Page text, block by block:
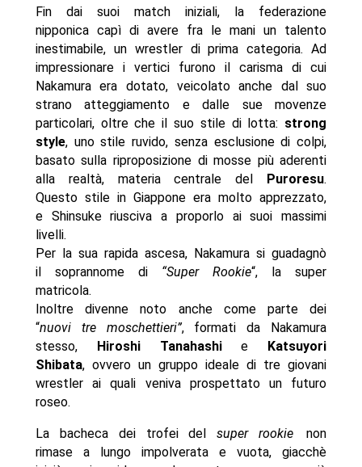
Fin dai suoi match iniziali, la federazione
nipponica capì di avere fra le mani un talento
inestimabile, un wrestler di prima categoria. Ad
impressionare i vertici furono il carisma di cui
Nakamura era dotato, veicolato anche dal suo
strano atteggiamento e dalle sue movenze
particolari, oltre che il suo stile di lotta: strong
style, uno stile ruvido, senza esclusione di colpi,
basato sulla riproposizione di mosse più aderenti
alla realtà, materia centrale del
Puroresu.
Questo stile in Giappone era molto apprezzato,
e Shinsuke riusciva a proporlo ai suoi massimi
livelli.
Per la sua rapida ascesa, Nakamura si guadagnò
il soprannome di “Super Rookie“, la super
matricola.
Inoltre divenne noto anche come parte dei
“nuovi tre moschettieri”, formati da Nakamura
stesso,
Hiroshi Tanahashie
Katsuyori
Shibata, ovvero un gruppo ideale di tre giovani
wrestler ai quali veniva prospettato un futuro
roseo.
La bacheca dei trofei delsuper rookie non
rimase a lungo impolverata e vuota, giacchè